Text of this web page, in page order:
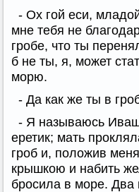
- Ох гой еси,
мне тебя не
гробе, что ты
б не ты, я, может
морю.
- Да как же ты в
- Я называюсь
еретик; мать
гроб и, положив
крышкою и набить
бросила в море.